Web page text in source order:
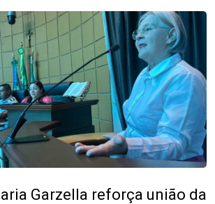
Garzella reforça união da